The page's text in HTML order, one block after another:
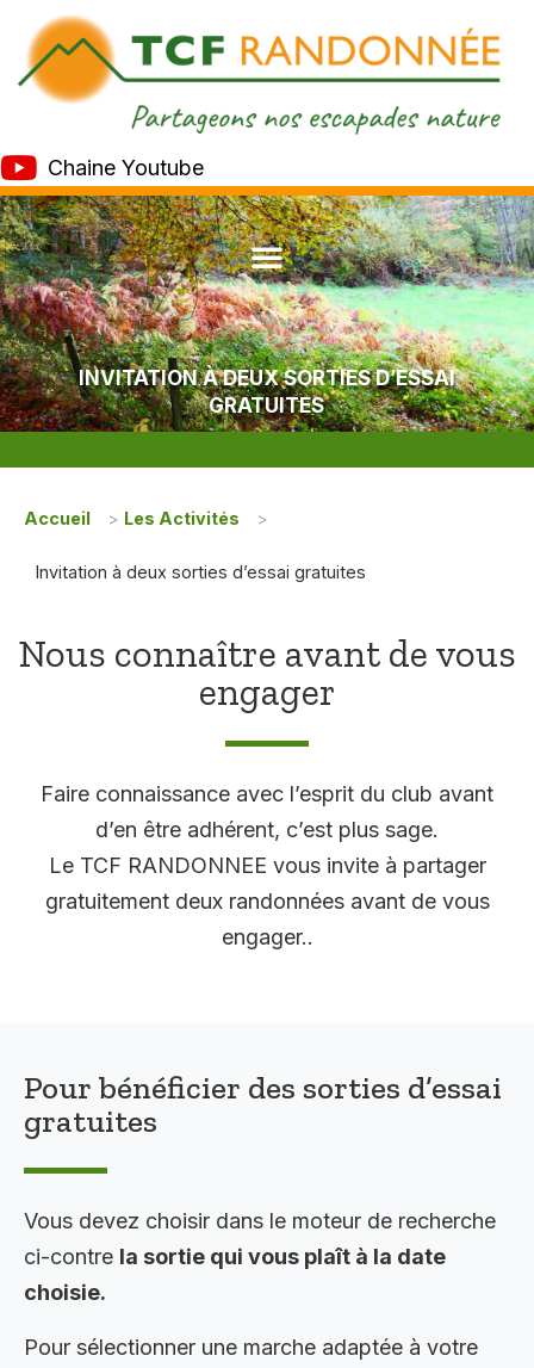
Chaine Youtube
INVITATION À DEUX SORTIES D’ESSAI
GRATUITES
Accueil > Les Activités >
Invitation à deux sorties d’essai gratuites
Nous connaître avant de vous
engager
Faire connaissance avec l’esprit du club avant
d’en être adhérent, c’est plus sage.
Le TCF RANDONNEE vous invite à partager
gratuitement deux randonnées avant de vous
engager..
Pour bénéficier des sorties d’essai
gratuites
Vous devez choisir dans le moteur de recherche
ci-contre la sortie qui vous plaît à la date
choisie.
Pour sélectionner une marche adaptée à votre